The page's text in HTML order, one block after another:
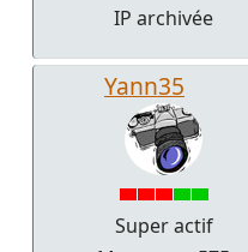
IP archivée
Yann35
Super actif